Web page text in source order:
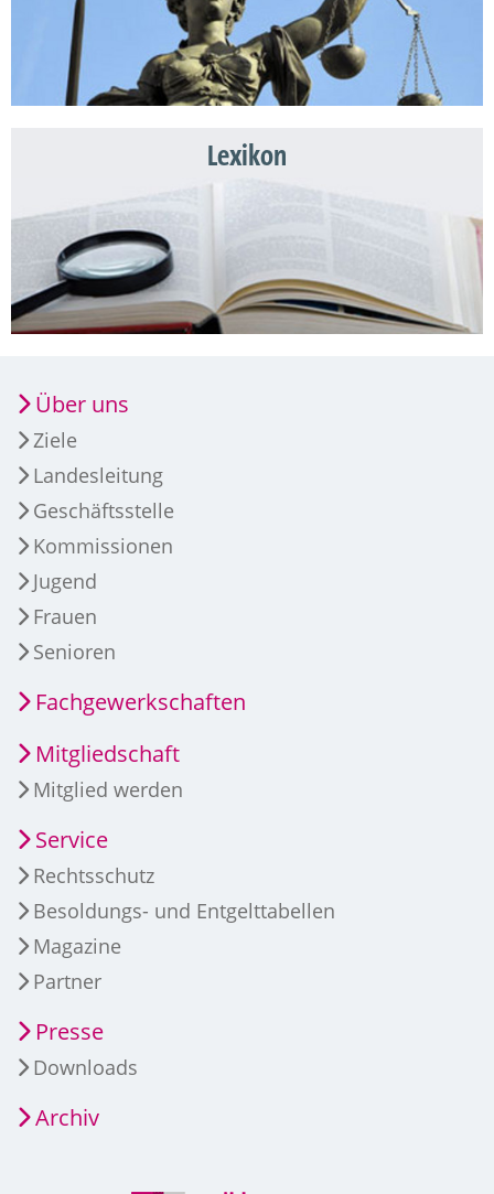
Lexikon
Über uns
Ziele
Landesleitung
Geschäftsstelle
Kommissionen
Jugend
Frauen
Senioren
Fachgewerkschaften
Mitgliedschaft
Mitglied werden
Service
Rechtsschutz
Besoldungs- und Entgelttabellen
Magazine
Partner
Presse
Downloads
Archiv